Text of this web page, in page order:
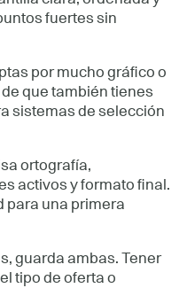
fuertes sin
por mucho gráfico o
que también tienes
sistemas de selección
ortografía,
activos y formato final.
para una primera
guarda ambas. Tener
tipo de oferta o